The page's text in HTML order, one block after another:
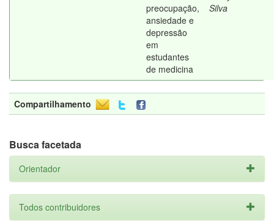
preocupação,
ansiedade e
depressão
em
estudantes
de medicina
Silva
Compartilhamento
Busca facetada
Orientador
Todos contribuidores